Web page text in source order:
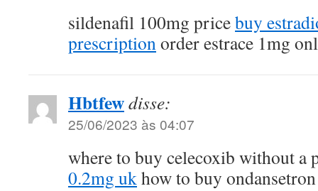
sildenafil 100mg pricebuy
prescriptionorder estrace 1mg
Hbtfewdisse:
25/06/2023 às 04:07
where to buy celecoxib without a
0.2mg ukhow to buy ondansetron